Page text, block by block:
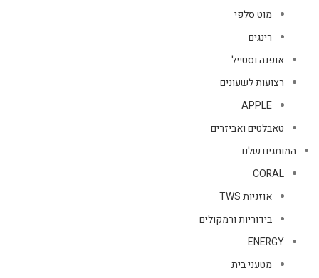
מוט סלפי
רינגים
אופנה וסטייל
רצועות לשעונים
APPLE
טאבלטים ואביזרים
המותגים שלנו
CORAL
אוזניות TWS
בידוריות ורמקולים
ENERGY
מטעני בית